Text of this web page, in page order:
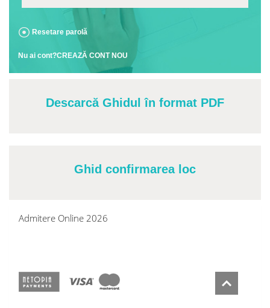
Resetare parolă
Nu ai cont?CREAZĂ CONT NOU
Descarcă Ghidul în format PDF
Ghid confirmarea loc
Admitere Online 2026